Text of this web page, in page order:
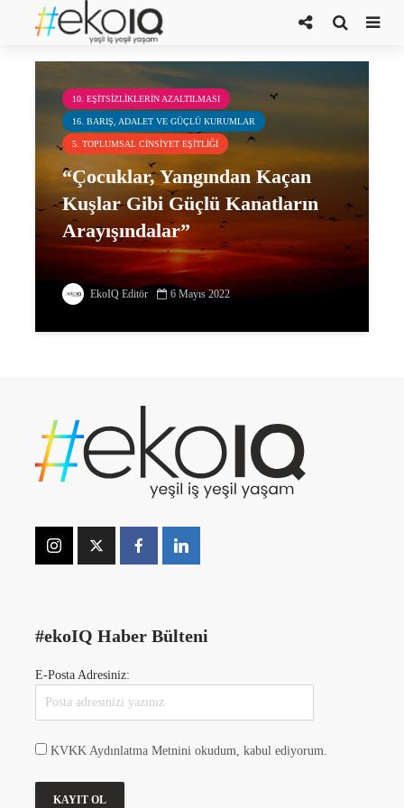
Türkan Uçar
10. EŞITSIZLIKLERIN AZALTILMASI
16. BARIŞ, ADALET VE GÜÇLÜ KURUMLAR
5. TOPLUMSAL CINSIYET EŞITLIĞI
“Çocuklar, Yangından Kaçan
Kuşlar Gibi Güçlü Kanatların
Arayışındalar”
EkoIQ Editör 6 Mayıs 2022
#ekoIQ Haber Bülteni
E-Posta Adresiniz:
KVKK Aydınlatma Metnini okudum, kabul ediyorum.